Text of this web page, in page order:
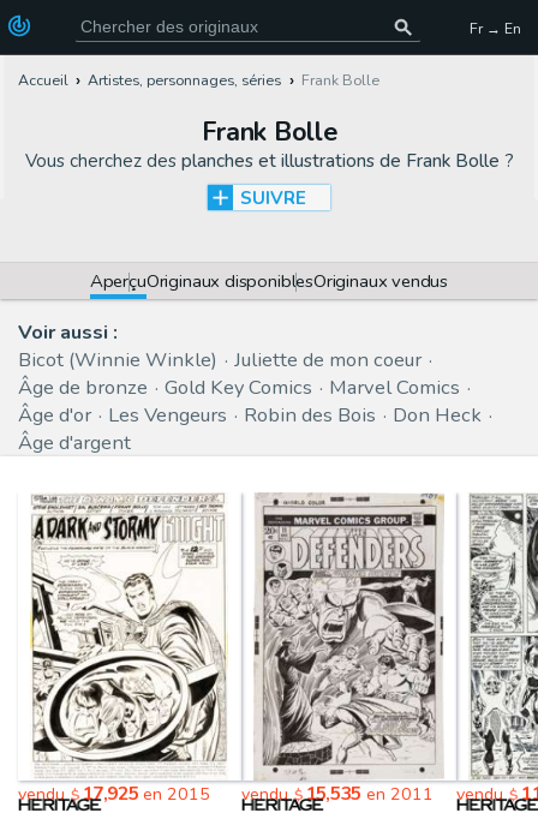
Fr → En
Accueil Artistes, personnages, séries Frank Bolle
Frank Bolle
Vous cherchez des planches et illustrations de Frank Bolle ?
SUIVRE
AperçuOriginaux disponiblesOriginaux vendus
Voir aussi :
Bicot (Winnie Winkle)
Juliette de mon coeur
Âge de bronze
Gold Key Comics
Marvel Comics
Âge d'or
Les Vengeurs Robin des Bois
Don Heck
Âge d'argent
vendu$17,925 en 2015 vendu$15,535 en 2011 vendu$